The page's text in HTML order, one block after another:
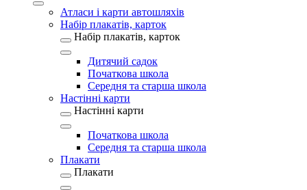
Атласи і карти автошляхів
Набір плакатів, карток
Набір плакатів, карток
Дитячий садок
Початкова школа
Середня та старша школа
Настінні карти
Настінні карти
Початкова школа
Середня та старша школа
Плакати
Плакати